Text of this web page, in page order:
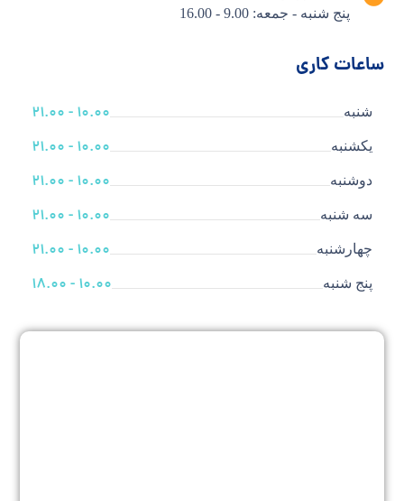
پنج شنبه - جمعه: 9.00 - 16.00
ساعات کاری
شنبه 10.00 - 21.00
یکشنبه 10.00 - 21.00
دوشنبه 10.00 - 21.00
سه شنبه 10.00 - 21.00
چهارشنبه 10.00 - 21.00
پنج شنبه 10.00 - 18.00